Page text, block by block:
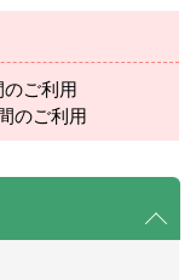
ご利用
のご利用